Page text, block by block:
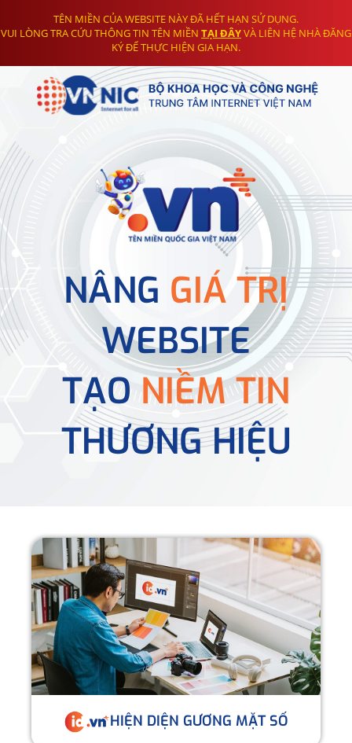
TÊN MIỀN CỦA WEBSITE NÀY ĐÃ HẾT HẠN SỬ DỤNG.
VUI LÒNG TRA CỨU THÔNG TIN TÊN MIỀN TẠI ĐÂYVÀ LIÊN HỆ NHÀ ĐĂNG
KÝ ĐỂ THỰC HIỆN GIA HẠN.
NÂNG GIÁ TRỊ
WEBSITE
TẠONIỀM TIN
THƯƠNG HIỆU
HIỆN DIỆN GƯƠNG MẶT SỐ